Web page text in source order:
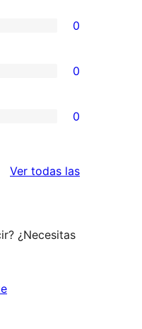
0
0
0
Ver todas las
¿Necesitas